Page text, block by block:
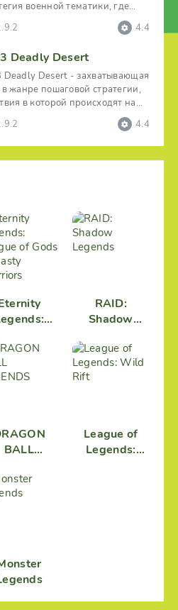
военной тематики, где
сможет
4.4
Deadly Desert
Deadly Desert - захватывающая
в жанре пошаговой стратегии,
в которой происходят на
4.4
Dynasty
RAID:
Shadow
BALL
League of
Legends: